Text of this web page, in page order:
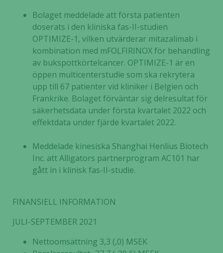
Bolaget meddelade att första patienten
doserats i den kliniska fas-II-studien
OPTIMIZE-1, vilken utvärderar mitazalimab i
kombination med mFOLFIRINOX för behandling
av bukspottkörtelcancer. OPTIMIZE-1 är en
öppen multicenterstudie som ska rekrytera
upp till 67 patienter vid kliniker i Belgien och
Frankrike. Bolaget förväntar sig delresultat för
säkerhetsdata under första kvartalet 2022 och
effektdata under fjärde kvartalet 2022.
Meddelade kinesiska Shanghai Henlius Biotech
Inc. att Alligators partnerprogram AC101 har
gått in i klinisk fas-II-studie.
FINANSIELL INFORMATION
JULI-SEPTEMBER 2021
Nettoomsättning 3,3 (,0) MSEK